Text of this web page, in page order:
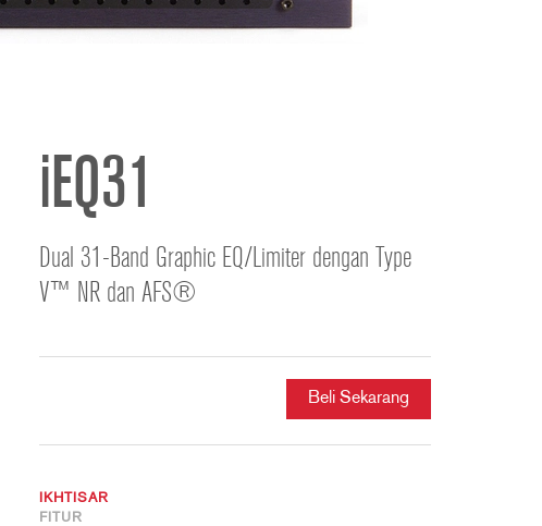
iEQ31
Dual 31-Band Graphic EQ/Limiter dengan Type
V™ NR dan AFS®
Beli Sekarang
IKHTISAR
FITUR